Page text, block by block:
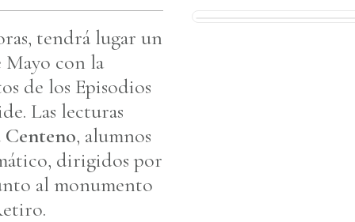
tendrá lugar un
Mayo con la
de los Episodios
Las lecturas
Centeno, alumnos
dirigidos por
al monumento